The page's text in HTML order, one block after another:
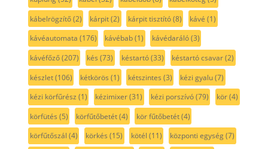
kábelrögzítő(2) kárpit(2) kárpit tisztító(8) kávé (1)
kávéautomata (176) kávébab(1) kávédaráló(3)
kávéfőző(207) kés (73) késtartó(33) késtartó csavar(2)
készlet(106) kétkörös (1) kétszintes (3) kézi gyalu(7)
kézi körfűrész (1) kézimixer(31) kézi porszívó(79) kör(4)
körfütés (5) körfűtőbetét(4) kör fűtőbetét(4)
körfűtőszál (4) körkés (15) kötél (11) központi egység(7)